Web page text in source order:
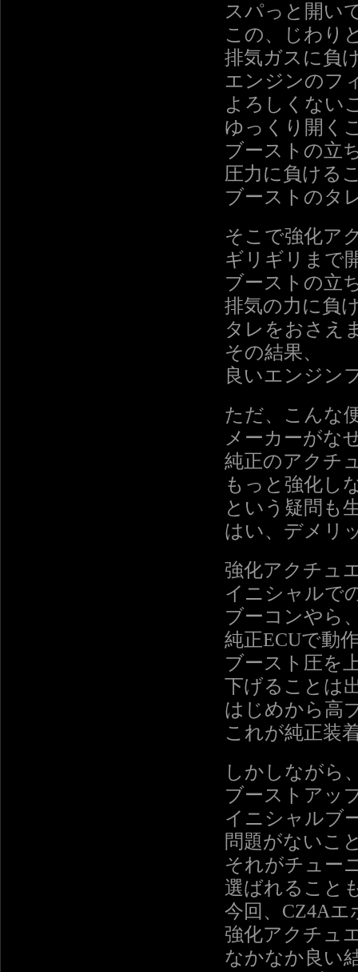
スパっと開い
この、じわり
排気ガスに負
エンジンのフ
よろしくない
ゆっくり開く
ブーストの立
圧力に負ける
ブーストのタ
そこで強化ア
ギリギリまで
ブーストの立
排気の力に負
タレをおさえ
その結果、
良いエンジン
ただ、こんな
メーカーがな
純正のアクチ
もっと強化し
という疑問も
はい、デメリ
強化アクチュ
イニシャルで
ブーコンやら
純正ECUで動
ブースト圧を
下げることは
はじめから高
これが純正装
しかしながら
ブーストアッ
イニシャルブ
問題がないこ
それがチュー
選ばれること
今回、CZ4Aエ
強化アクチュ
なかなか良い